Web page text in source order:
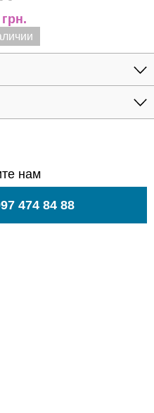
грн.
нам
474 84 88